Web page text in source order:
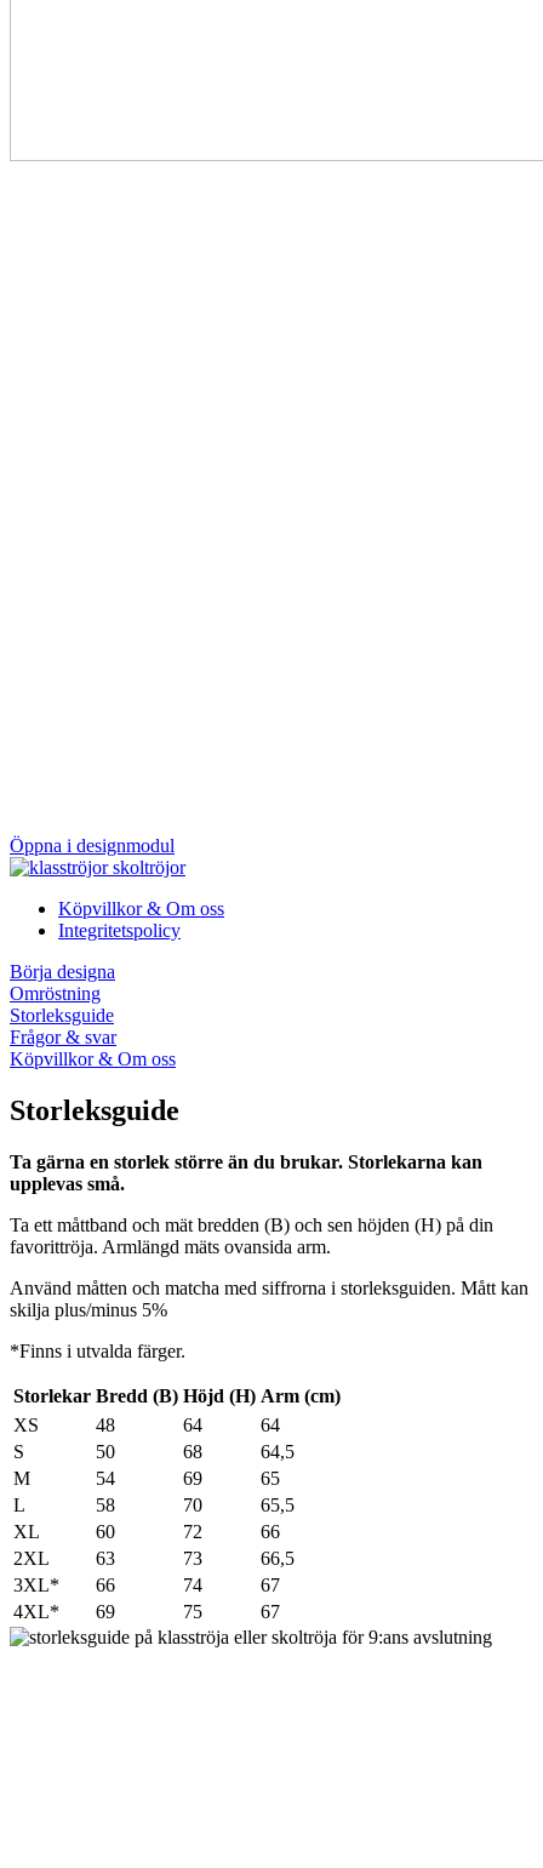
Öppna i designmodul
Köpvillkor & Om oss
Integritetspolicy
Börja designa
Omröstning
Storleksguide
Frågor & svar
Köpvillkor & Om oss
Storleksguide
Ta gärna en storlek större än du brukar. Storlekarna kan
upplevas små.
Ta ett måttband och mät bredden (B) och sen höjden (H) på din
favorittröja. Armlängd mäts ovansida arm.
Använd måtten och matcha med siffrorna i storleksguiden. Mått kan
skilja plus/minus 5%
*Finns i utvalda färger.
Storlekar Bredd (B) Höjd (H) Arm (cm)
XS
48 64
64
S
50 68
64,5
M
54 69
65
L
58 70
65,5
XL
60 72
66
2XL
63 73
66,5
3XL*
66 74
67
4XL*
69 75 67